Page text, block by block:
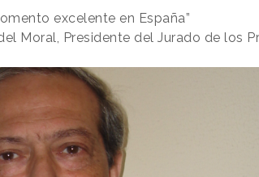
excelente en España”
Moral, Presidente del Jurado de los